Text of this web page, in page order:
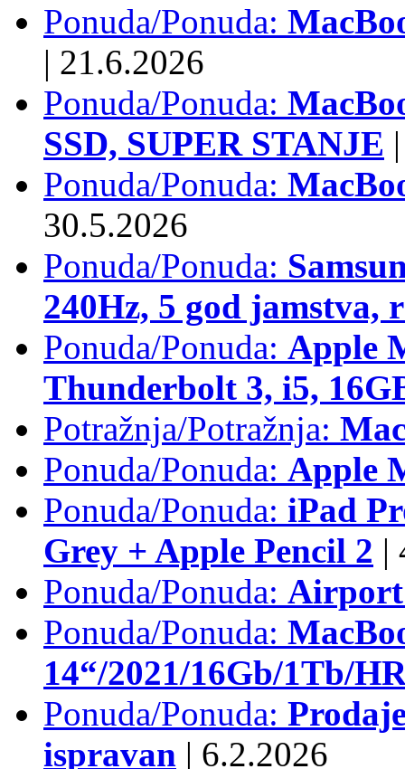
Ponuda/Ponuda:
| 21.6.2026
Ponuda/Ponuda:
SSD, SUPER STANJE |
Ponuda/Ponuda:
30.5.2026
Ponuda/Ponuda:
240Hz, 5 god jamstva,
Ponuda/Ponuda: Apple
Thunderbolt 3, i5,
Potražnja/Potražnja:
Ponuda/Ponuda: Apple
Ponuda/Ponuda: iPad
Grey + Apple Pencil 2 |
Ponuda/Ponuda: Airport
Ponuda/Ponuda:
14“/2021/16Gb/1Tb/
Ponuda/Ponuda:
ispravan | 6.2.2026